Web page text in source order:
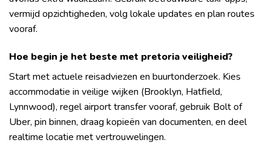
vermijd opzichtigheden, volg lokale updates en plan routes
vooraf.
Hoe begin je het beste met pretoria veiligheid?
Start met actuele reisadviezen en buurtonderzoek. Kies
accommodatie in veilige wijken (Brooklyn, Hatfield,
Lynnwood), regel airport transfer vooraf, gebruik Bolt of
Uber, pin binnen, draag kopieën van documenten, en deel
realtime locatie met vertrouwelingen.